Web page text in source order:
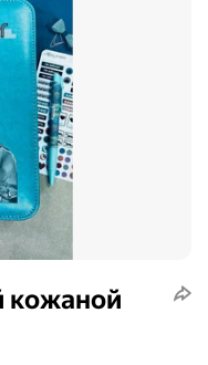
кожаной